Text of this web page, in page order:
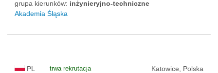
grupa kierunków: inżynieryjno-techniczne
Akademia Śląska
PL trwa rekrutacja Katowice, Polska